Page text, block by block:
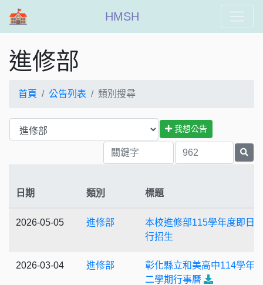
HMSH
進修部
首頁 公告列表 類別搜尋
我想公告
日期 類別 標題
2026-05-05 進修部
本校進修部115學年度即日
行招生
2026-03-04 進修部
彰化縣立和美高中114學年
二學期行事曆